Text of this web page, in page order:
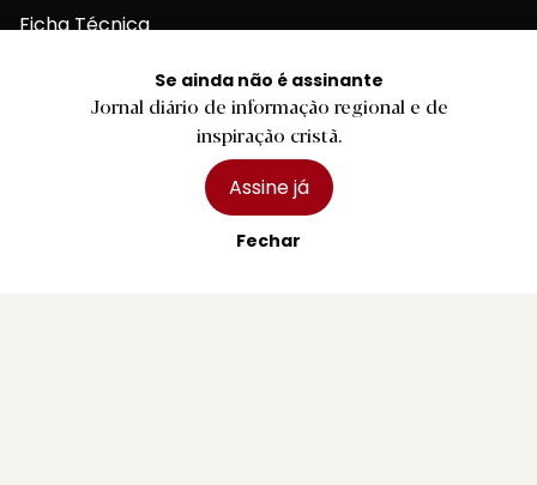
Se ainda não é assinante
Jornal diário de informação regional e de
inspiração cristã.
Assine já
Fechar
Ficha Técnica
Assinaturas